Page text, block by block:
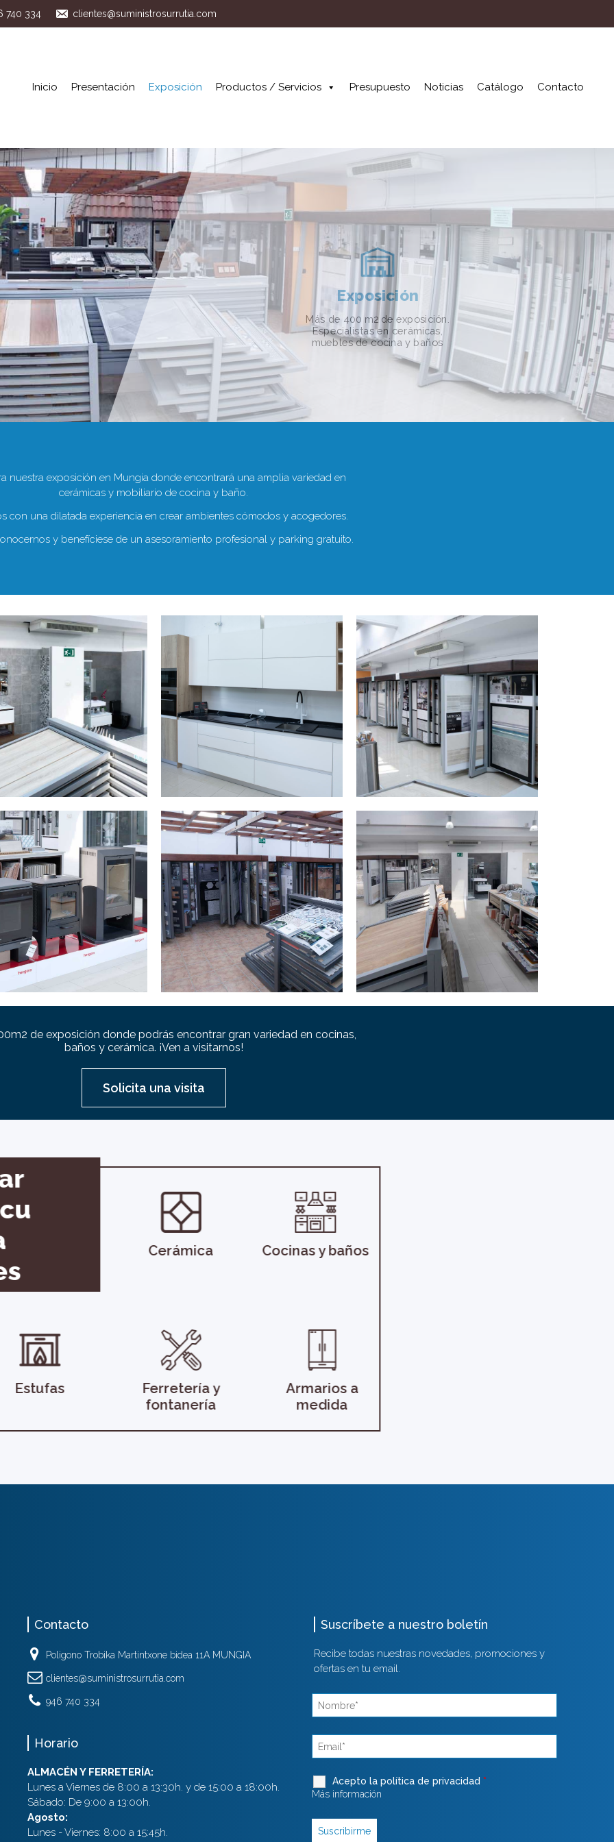
740 334 clientes@suministrosurrutia.com
Inicio Presentación Exposición Productos / Servicios Presupuesto Noticias Catálogo Contacto
Exposición
Más de 400 m2 de exposición.
Especialistas en cerámicas,
muebles de cocina y baños
nuestra exposición en Mungia donde encontrará una amplia variedad en
cerámicas y mobiliario de cocina y baño.
con una dilatada experiencia en crear ambientes cómodos y acogedores.
y benefíciese de un asesoramiento profesional y parking gratuito.
de exposición donde podrás encontrar gran variedad en cocinas,
baños y cerámica. ¡Ven a visitarnos!
Solicita una visita
Cerámica Cocinas y baños
Estufas
Ferretería y
fontanería
Armarios a
medida
Contacto
Poligono Trobika Martintxone bidea 11A MUNGIA
clientes@suministrosurrutia.com
946 740 334
Horario
ALMACÉN Y FERRETERÍA:
Lunes a Viernes de 8:00 a 13:30h. y de 15:00 a 18:00h.
Sábado: De 9:00 a 13:00h.
Agosto:
Lunes - Viernes: 8:00 a 15:45h.
Suscríbete a nuestro boletín
Recibe todas nuestras novedades, promociones y
ofertas en tu email.
Acepto la política de privacidad*
Más información